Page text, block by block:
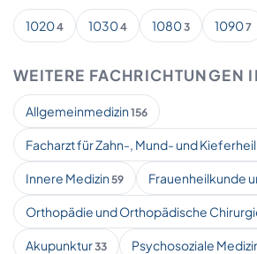
10204 10304 10803 10907
WEITERE FACHRICHTUNGEN
Allgemeinmedizin 156
Facharzt für Zahn-, Mund- und
Innere Medizin 59 Frauenheilkunde
Orthopädie und Orthopädische
Akupunktur33 Psychosoziale